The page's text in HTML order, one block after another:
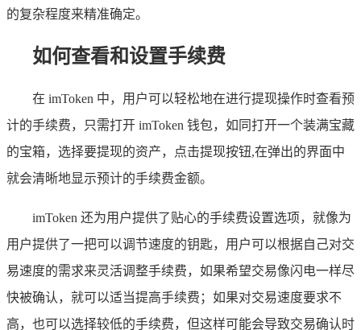
的复杂程度来精准确定。
如何查看和设置手续费
在 imToken 中，用户可以轻松地在进行提现操作时查看预
计的手续费，只需打开 imToken 钱包，如同打开一个装满宝藏
的宝箱，选择要提现的资产，点击提现按钮,在弹出的界面中
就会清晰地显示预计的手续费金额。
imToken 还为用户提供了贴心的手续费设置选项，就像为
用户提供了一把可以调节速度的钥匙，用户可以根据自己对交
易速度的需求来灵活调整手续费，如果希望交易像闪电一样尽
快被确认，就可以适当提高手续费；如果对交易速度要求不
高，也可以选择较低的手续费，但这样可能会导致交易确认时